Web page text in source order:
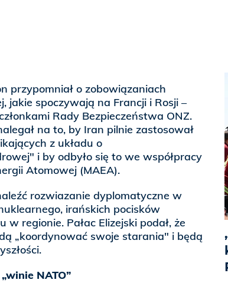
przypomniał o zobowiązaniach
jakie spoczywają na Francji i Rosji –
Rady Bezpieczeństwa ONZ.
na to, by Iran pilnie zastosował
z układu o
i by odbyło się to we współpracy
Atomowej (MAEA).
rozwiazanie dyplomatyczne w
irańskich pocisków
regionie. Pałac Elizejski podał, że
„koordynować swoje starania" i będą
NATO”